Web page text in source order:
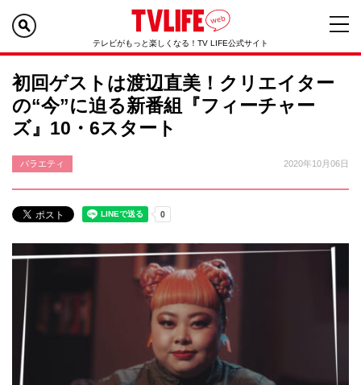
テレビがもっと楽しくなる！TV LIFE公式サイト
初回ゲストは渡辺直美！クリエイター
の“今”に迫る新番組『フィーチャー
ズ』10・6スタート
バラエティ 2020年10月06日